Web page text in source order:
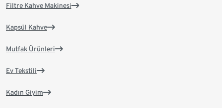
Filtre Kahve Makinesi
Kapsül Kahve
Mutfak Ürünleri
Ev Tekstili
Kadın Giyim